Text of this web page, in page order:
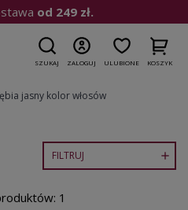
od 249 zł.
SZUKAJ ZALOGUJ ULUBIONE KOSZYK
jasny kolor włosów
FILTRUJ 
1